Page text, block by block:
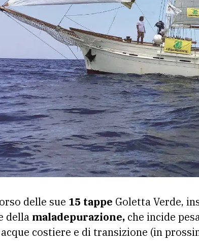
delle sue 15 tappe Goletta Verde,
della maladepurazione, che incide
costiere e di transizione (in